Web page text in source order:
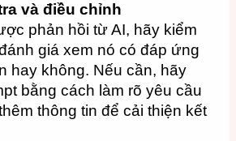
và điều chỉnh
phản hồi từ AI, hãy kiểm
giá xem nó có đáp ứng
hay không. Nếu cần, hãy
bằng cách làm rõ yêu cầu
thông tin để cải thiện kết